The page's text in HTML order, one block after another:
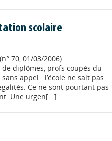
scolaire
70, 01/03/2006)
diplômes, profs coupés du
appel : l’école ne sait pas
Ce ne sont pourtant pas
Une urgen[...]